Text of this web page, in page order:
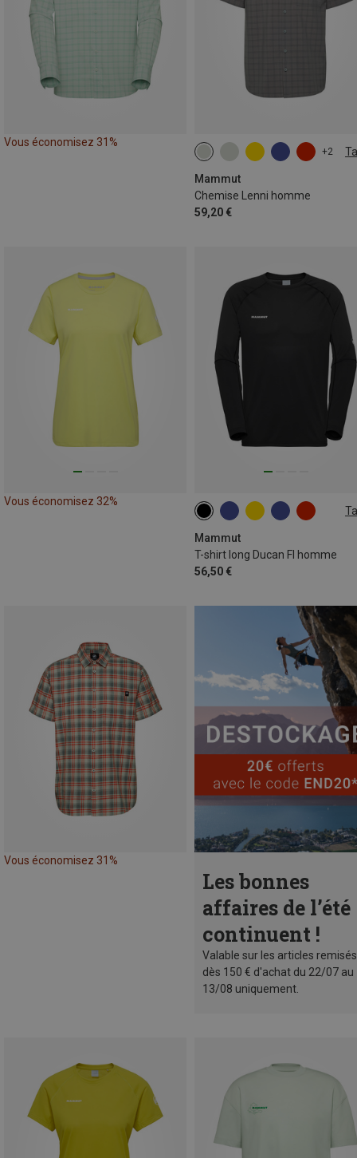
Vous économisez 31%
+2
Mammut
Chemise Lenni homme
59,20 €
S M L XL
Vous économisez 32%
Mammut
T-shirt long Ducan Fl homme
56,50 €
S XL XXL
Vous économisez 31%
Les bonnes
affaires de l’été
continuent !
Valable sur les articles remisés
dès 150 € d'achat du 22/07 au
13/08 uniquement.